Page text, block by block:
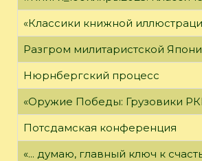
«Классики книжной
Разгром милитаристской
Нюрнбергский процесс
«Оружие Победы: Грузовики
Потсдамская конференция
«... думаю, главный ключ к